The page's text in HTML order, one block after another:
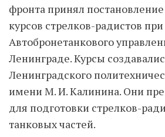
фронта принял
курсов стрелков-радистов
Автобронетанкового
Ленинграде. Курсы
Ленинградского
имени М. И. Калинина. Они
для подготовки стрелков-
танковых частей.